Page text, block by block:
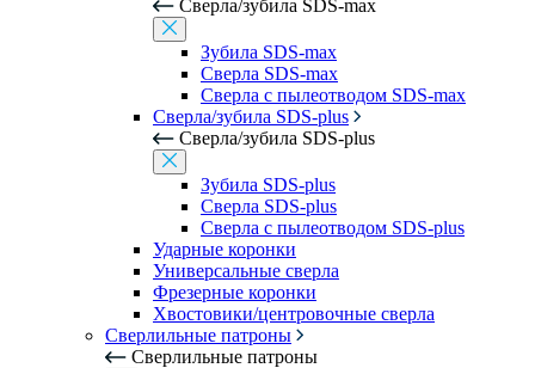
Сверла/зубила SDS-max
Зубила SDS-max
Сверла SDS-max
Сверла с пылеотводом SDS-max
Сверла/зубила SDS-plus
Сверла/зубила SDS-plus
Зубила SDS-plus
Сверла SDS-plus
Сверла с пылеотводом SDS-plus
Ударные коронки
Универсальные сверла
Фрезерные коронки
Хвостовики/центровочные сверла
Сверлильные патроны
Сверлильные патроны